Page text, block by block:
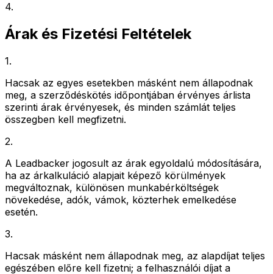
4.
Árak és Fizetési Feltételek
1.
Hacsak az egyes esetekben másként nem állapodnak
meg, a szerződéskötés időpontjában érvényes árlista
szerinti árak érvényesek, és minden számlát teljes
összegben kell megfizetni.
2.
A Leadbacker jogosult az árak egyoldalú módosítására,
ha az árkalkuláció alapjait képező körülmények
megváltoznak, különösen munkabérköltségek
növekedése, adók, vámok, közterhek emelkedése
esetén.
3.
Hacsak másként nem állapodnak meg, az alapdíjat teljes
egészében előre kell fizetni; a felhasználói díjat a